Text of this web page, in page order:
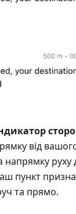
від
руху
пункт
та прямо.